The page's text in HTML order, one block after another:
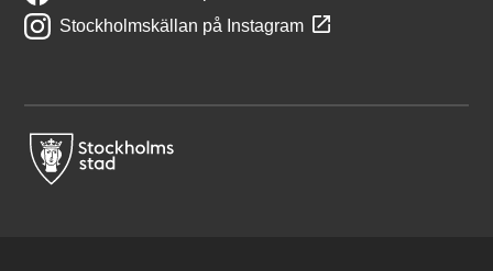
Stockholmskällan på Instagram